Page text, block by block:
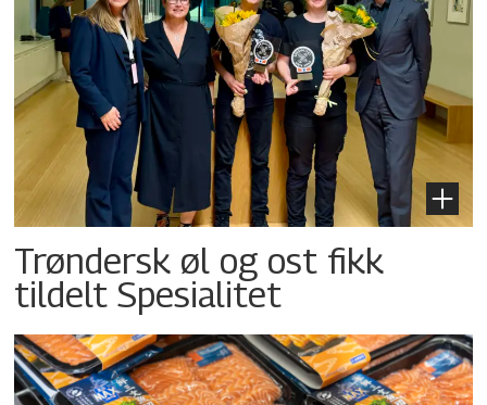
Trøndersk øl og ost fikk
tildelt Spesialitet